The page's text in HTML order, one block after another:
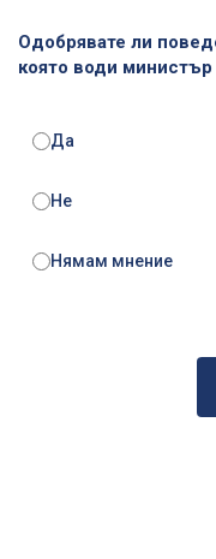
Одобрявате ли
която води
Да
Не
Нямам мнение